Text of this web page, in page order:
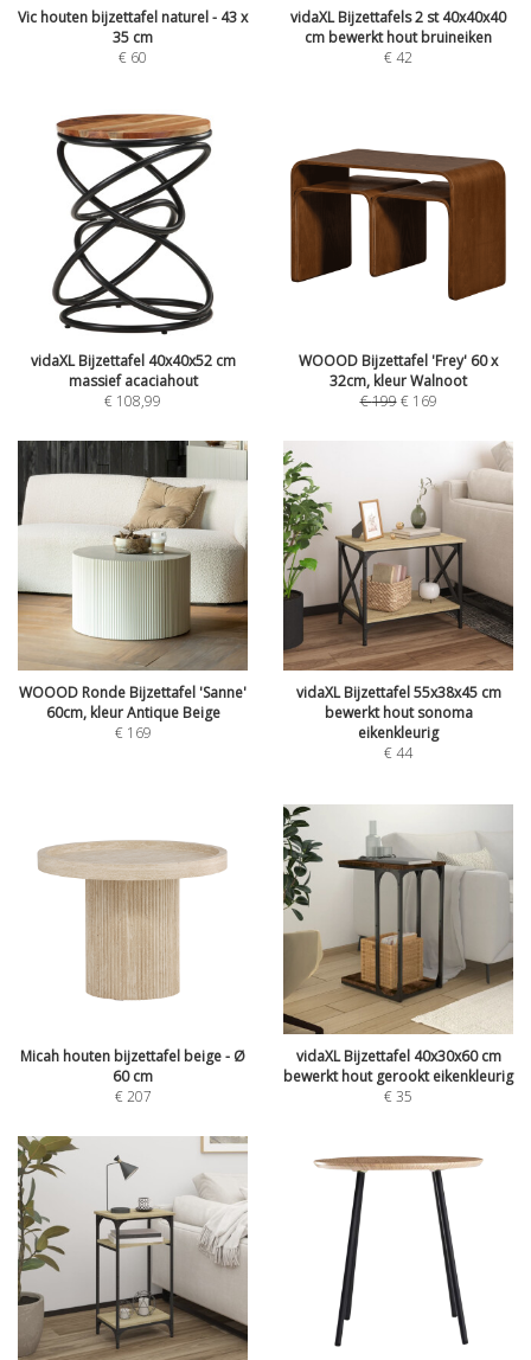
Vic houten bijzettafel naturel - 43 x
35 cm
€ 60
vidaXL Bijzettafels 2 st 40x40x40
cm bewerkt hout bruineiken
€42
vidaXL Bijzettafel 40x40x52 cm
massief acaciahout
€ 108,99
WOOOD Bijzettafel 'Frey' 60 x
32cm, kleur Walnoot
€199 € 169
WOOOD Ronde Bijzettafel 'Sanne'
60cm, kleur Antique Beige
€ 169
vidaXL Bijzettafel 55x38x45 cm
bewerkt hout sonoma
eikenkleurig
€44
Micah houten bijzettafel beige - Ø
60 cm
€207
vidaXL Bijzettafel 40x30x60 cm
bewerkt hout gerookt eikenkleurig
€35